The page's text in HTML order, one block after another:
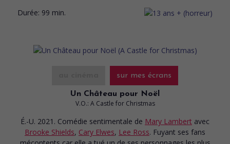
Durée: 99 min.
sur mes écrans
Un Château pour Noël
V.O.: A Castle for Christmas
É.-U. 2021. Comédie sentimentale de Mary Lambert avec
Brooke Shields, Cary Elwes, Lee Ross. Fuyant ses fans